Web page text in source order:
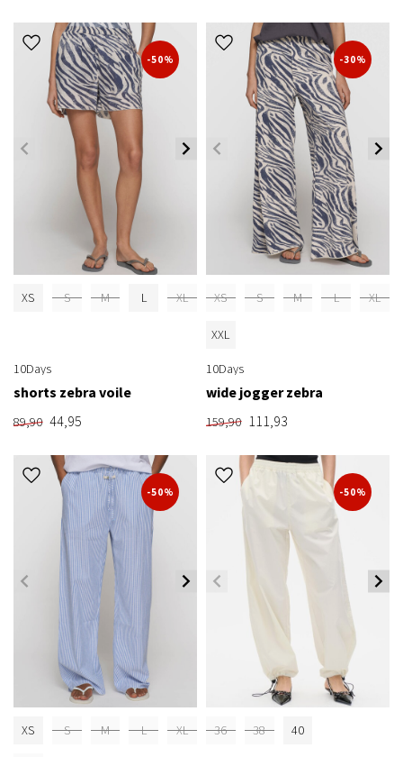
-50%
XS S M L XL
10Days
shorts zebra voile
89,90 44,95
-30%
XS S M L XL
XXL
10Days
wide jogger zebra
159,90 111,93
-50%
XS S M L XL
-50%
36 38 40